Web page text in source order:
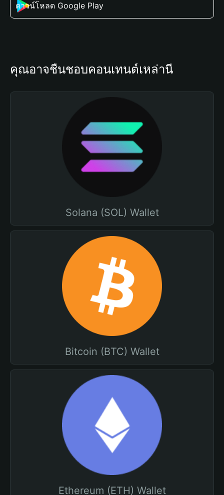
ดาวน์โหลด Google Play
คุณอาจชื่นชอบคอนเทนต์เหล่านี้
Solana (SOL) Wallet
Bitcoin (BTC) Wallet
Ethereum (ETH) Wallet